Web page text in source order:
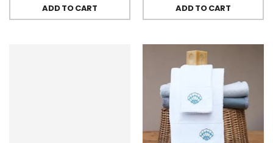
ADD TO CART ADD TO CART